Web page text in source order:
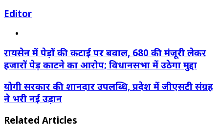
Editor
रायसेन में पेड़ों की कटाई पर बवाल, 680 की मंजूरी लेकर
हजारों पेड़ काटने का आरोप; विधानसभा में उठेगा मुद्दा
योगी सरकार की शानदार उपलब्धि, प्रदेश में जीएसटी संग्रह
ने भरी नई उड़ान
Related Articles